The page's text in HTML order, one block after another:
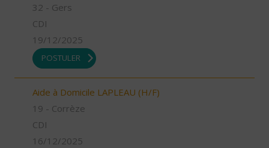
32 - Gers
CDI
19/12/2025
POSTULER
Aide à Domicile LAPLEAU (H/F)
19 - Corrèze
CDI
16/12/2025